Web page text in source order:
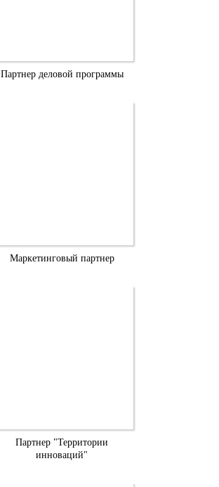
Партнер деловой программы
Маркетинговый партнер
Партнер "Территории
инноваций"